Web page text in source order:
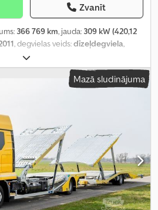
Zvanīt
366 769 km, jauda: 309 kW (420,12
, degvielas veids:dīzeļdegviela
kravnesība:
315/80 R22,5, degviela:
dzeltens, vadītāja kabīne:
augstums:
ABS, borta dators, gaisa
sakabe, vilces kontroles sistēma
Mazā sludinājuma